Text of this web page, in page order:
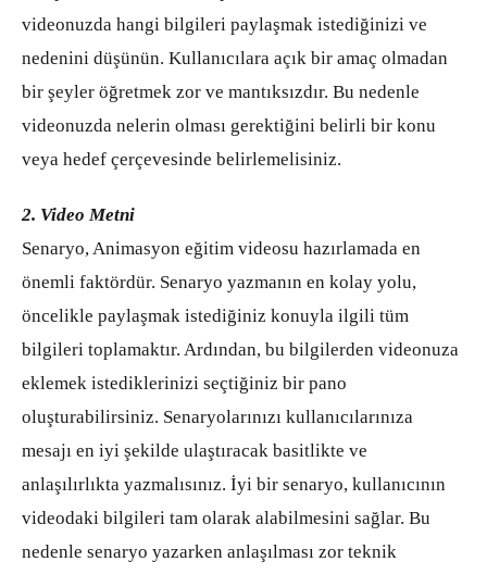
videonuzda hangi bilgileri paylaşmak istediğinizi ve
nedenini düşünün. Kullanıcılara açık bir amaç olmadan
bir şeyler öğretmek zor ve mantıksızdır. Bu nedenle
videonuzda nelerin olması gerektiğini belirli bir konu
veya hedef çerçevesinde belirlemelisiniz.
2. Video Metni
Senaryo, Animasyon eğitim videosu hazırlamada en
önemli faktördür. Senaryo yazmanın en kolay yolu,
öncelikle paylaşmak istediğiniz konuyla ilgili tüm
bilgileri toplamaktır. Ardından, bu bilgilerden videonuza
eklemek istediklerinizi seçtiğiniz bir pano
oluşturabilirsiniz. Senaryolarınızı kullanıcılarınıza
mesajı en iyi şekilde ulaştıracak basitlikte ve
anlaşılırlıkta yazmalısınız. İyi bir senaryo, kullanıcının
videodaki bilgileri tam olarak alabilmesini sağlar. Bu
nedenle senaryo yazarken anlaşılması zor teknik